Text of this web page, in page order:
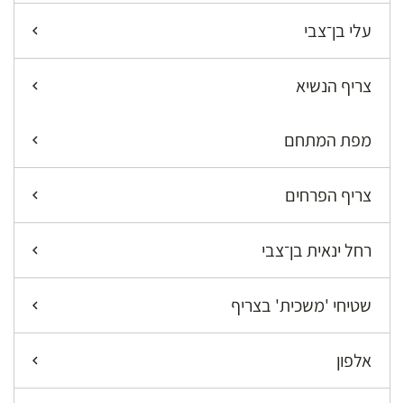
עלי בן־צבי
צריף הנשיא
מפת המתחם
צריף הפרחים
רחל ינאית בן־צבי
שטיחי 'משכית' בצריף
אלפון